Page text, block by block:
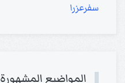
سفرعزرا
المواضيع المشهورة